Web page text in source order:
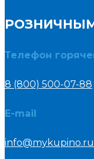
Телефон
8 (800) 500-07-88
E-mail
info@mykupino.ru